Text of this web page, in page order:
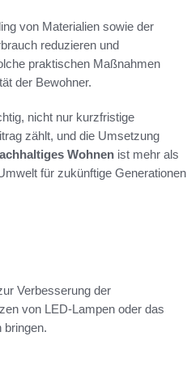
von Materialien sowie der
reduzieren und
praktischen Maßnahmen
der Bewohner.
nicht nur kurzfristige
zählt, und die Umsetzung
Wohnen ist mehr als
für zukünftige Generationen
Verbesserung der
von LED-Lampen oder das
bringen.